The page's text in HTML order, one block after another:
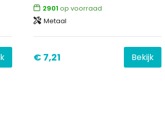
2901 op voorraad
Metaal
€ 7,21 Bekijk